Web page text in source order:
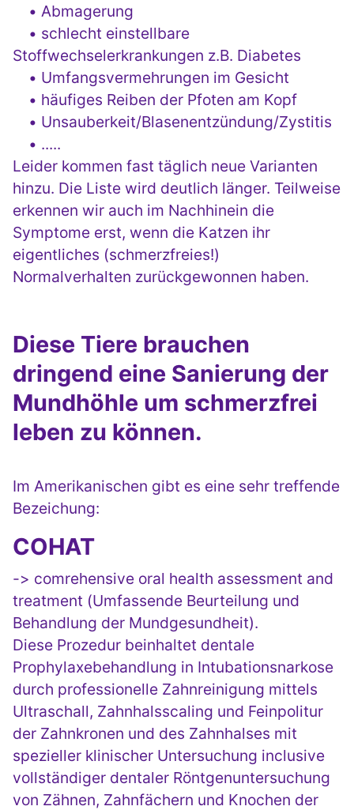
• Abmagerung
• schlecht einstellbare
Stoffwechselerkrankungen z.B. Diabetes
• Umfangsvermehrungen im Gesicht
• häufiges Reiben der Pfoten am Kopf
• Unsauberkeit/Blasenentzündung/Zystitis
• .....
Leider kommen fast täglich neue Varianten
hinzu. Die Liste wird deutlich länger. Teilweise
erkennen wir auch im Nachhinein die
Symptome erst, wenn die Katzen ihr
eigentliches (schmerzfreies!)
Normalverhalten zurückgewonnen haben.
Diese Tiere brauchen
dringend eine Sanierung der
Mundhöhle um schmerzfrei
leben zu können.
Im Amerikanischen gibt es eine sehr treffende
Bezeichung:
COHAT
-> comrehensive oral health assessment and
treatment (Umfassende Beurteilung und
Behandlung der Mundgesundheit).
Diese Prozedur beinhaltet dentale
Prophylaxebehandlung in Intubationsnarkose
durch professionelle Zahnreinigung mittels
Ultraschall, Zahnhalsscaling und Feinpolitur
der Zahnkronen und des Zahnhalses mit
spezieller klinischer Untersuchung inclusive
vollständiger dentaler Röntgenuntersuchung
von Zähnen, Zahnfächern und Knochen der